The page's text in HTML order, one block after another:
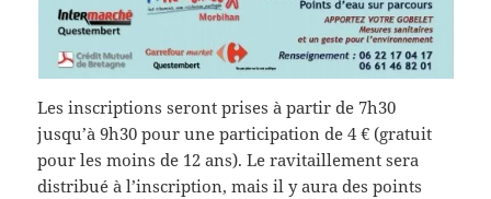
Les inscriptions seront prises à partir de 7h30
jusqu’à 9h30 pour une participation de 4 € (gratuit
pour les moins de 12 ans). Le ravitaillement sera
distribué à l’inscription, mais il y aura des points